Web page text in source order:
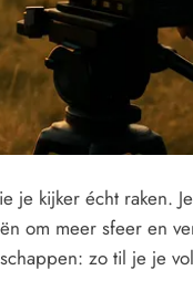
kijker écht raken.
om meer sfeer en
zo til je je